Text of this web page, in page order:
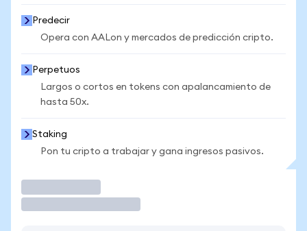
Predecir
Opera con AALon y mercados de predicción cripto.
Perpetuos
Largos o cortos en tokens con apalancamiento de
hasta 50x.
Staking
Pon tu cripto a trabajar y gana ingresos pasivos.